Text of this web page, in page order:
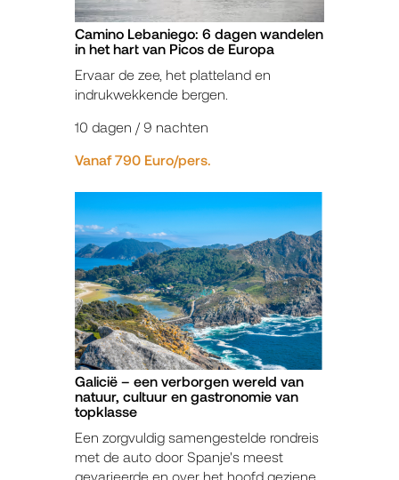
Camino Lebaniego: 6 dagen wandelen
in het hart van Picos de Europa
Ervaar de zee, het platteland en
indrukwekkende bergen.
10 dagen / 9 nachten
Vanaf 790 Euro/pers.
Galicië – een verborgen wereld van
natuur, cultuur en gastronomie van
topklasse
Een zorgvuldig samengestelde rondreis
met de auto door Spanje's meest
gevarieerde en over het hoofd geziene